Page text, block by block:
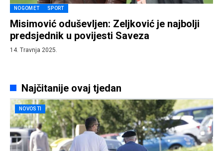
NOGOMET SPORT
Misimović oduševljen: Zeljković je najbolji
predsjednik u povijesti Saveza
14. Travnja 2025.
Najčitanije ovaj tjedan
NOVOSTI